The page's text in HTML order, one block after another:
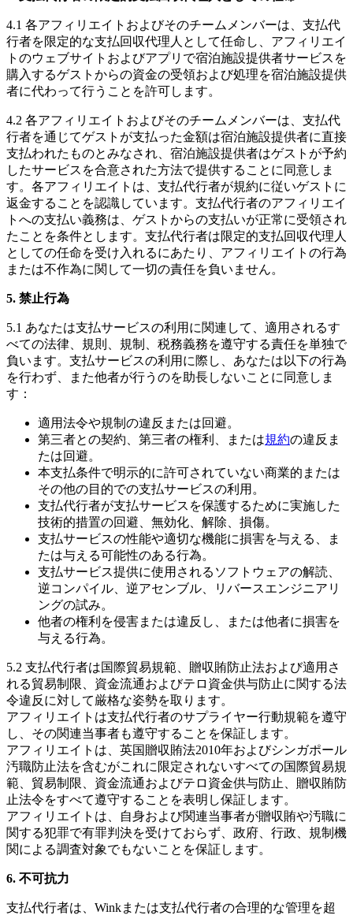
4.1 各アフィリエイトおよびそのチームメンバーは、支払代
行者を限定的な支払回収代理人として任命し、アフィリエイ
トのウェブサイトおよびアプリで宿泊施設提供者サービスを
購入するゲストからの資金の受領および処理を宿泊施設提供
者に代わって行うことを許可します。
4.2 各アフィリエイトおよびそのチームメンバーは、支払代
行者を通じてゲストが支払った金額は宿泊施設提供者に直接
支払われたものとみなされ、宿泊施設提供者はゲストが予約
したサービスを合意された方法で提供することに同意しま
す。各アフィリエイトは、支払代行者が規約に従いゲストに
返金することを認識しています。支払代行者のアフィリエイ
トへの支払い義務は、ゲストからの支払いが正常に受領され
たことを条件とします。支払代行者は限定的支払回収代理人
としての任命を受け入れるにあたり、アフィリエイトの行為
または不作為に関して一切の責任を負いません。
5. 禁止行為
5.1 あなたは支払サービスの利用に関連して、適用されるす
べての法律、規則、規制、税務義務を遵守する責任を単独で
負います。支払サービスの利用に際し、あなたは以下の行為
を行わず、また他者が行うのを助長しないことに同意しま
す：
適用法令や規制の違反または回避。
第三者との契約、第三者の権利、または規約の違反ま
たは回避。
本支払条件で明示的に許可されていない商業的または
その他の目的での支払サービスの利用。
支払代行者が支払サービスを保護するために実施した
技術的措置の回避、無効化、解除、損傷。
支払サービスの性能や適切な機能に損害を与える、ま
たは与える可能性のある行為。
支払サービス提供に使用されるソフトウェアの解読、
逆コンパイル、逆アセンブル、リバースエンジニアリ
ングの試み。
他者の権利を侵害または違反し、または他者に損害を
与える行為。
5.2 支払代行者は国際貿易規範、贈収賄防止法および適用さ
れる貿易制限、資金流通およびテロ資金供与防止に関する法
令違反に対して厳格な姿勢を取ります。
アフィリエイトは支払代行者のサプライヤー行動規範を遵守
し、その関連当事者も遵守することを保証します。
アフィリエイトは、英国贈収賄法2010年およびシンガポール
汚職防止法を含むがこれに限定されないすべての国際貿易規
範、貿易制限、資金流通およびテロ資金供与防止、贈収賄防
止法令をすべて遵守することを表明し保証します。
アフィリエイトは、自身および関連当事者が贈収賄や汚職に
関する犯罪で有罪判決を受けておらず、政府、行政、規制機
関による調査対象でもないことを保証します。
6. 不可抗力
支払代行者は、Winkまたは支払代行者の合理的な管理を超